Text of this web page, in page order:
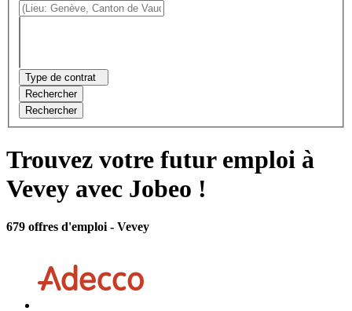
Type de contrat
Rechercher
Rechercher
Trouvez votre futur emploi à
Vevey avec Jobeo !
679 offres d'emploi - Vevey